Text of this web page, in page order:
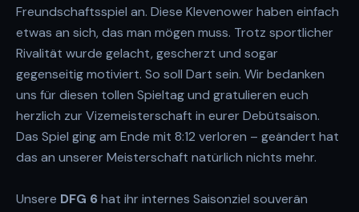
Freundschaftsspiel an. Diese Klevenower haben einfach
etwas an sich, das man mögen muss. Trotz sportlicher
Rivalität wurde gelacht, gescherzt und sogar
gegenseitig motiviert. So soll Dart sein. Wir bedanken
uns für diesen tollen Spieltag und gratulieren euch
herzlich zur Vizemeisterschaft in eurer Debütsaison.
Das Spiel ging am Ende mit 8:12 verloren – geändert hat
das an unserer Meisterschaft natürlich nichts mehr.
Unsere DFG 6hat ihr internes Saisonziel souverän